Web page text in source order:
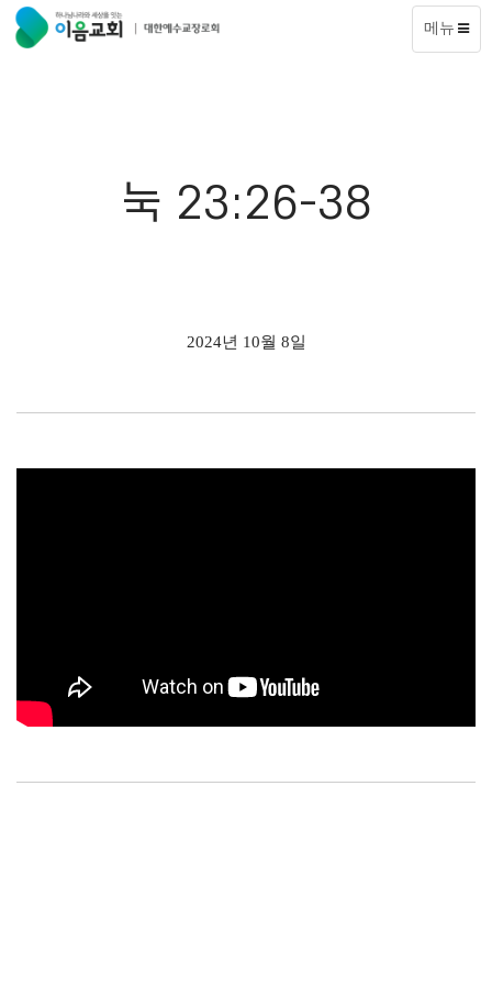
메뉴
눅 23:26-38
2024년 10월 8일